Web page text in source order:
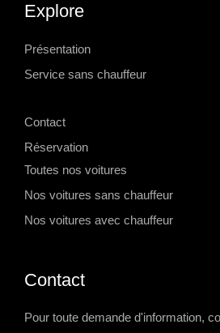
Explore
Présentation
Service sans chauffeur
Contact
Réservation
Toutes nos voitures
Nos voitures sans chauffeur
Nos voitures avec chauffeur
Contact
Pour toute demande d'information,